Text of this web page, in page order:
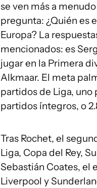
se ven más a
pregunta: ¿Quién es
Europa? La
mencionados: es
jugar en la Primera
Alkmaar. El meta
partidos de Liga, uno
partidos íntegros, o
Tras Rochet, el
Liga, Copa del Rey,
Sebastián Coates, el
Liverpool y